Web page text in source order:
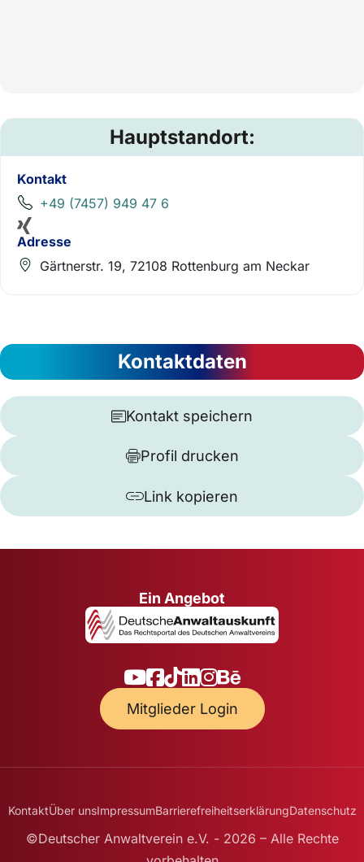
Hauptstandort:
Kontakt
+49 (7457) 949 47 6
Adresse
Gärtnerstr. 19, 72108 Rottenburg am Neckar
Kontaktdaten
Kontakt speichern
Profil drucken
Link kopieren
Ein Angebot
Mitglieder Login
KontaktÜber unsImpressumBarrierefreiheitserklärungDatenschutz
©Deutscher Anwaltverein e.V. - 2026 – Alle Rechte